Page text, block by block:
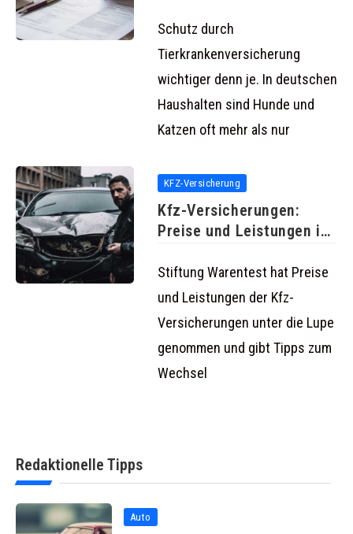
2023 bis zu
Schutz durch
Tierkrankenversicherung
wichtiger denn je. In deutschen
Haushalten sind Hunde und
Katzen oft mehr als nur
KFZ-Versicherung
Kfz-Versicherungen:
Preise und Leistungen im
Stiftung Warentest hat Preise
und Leistungen der Kfz-
Versicherungen unter die Lupe
genommen und gibt Tipps zum
Wechsel
Redaktionelle Tipps
Auto